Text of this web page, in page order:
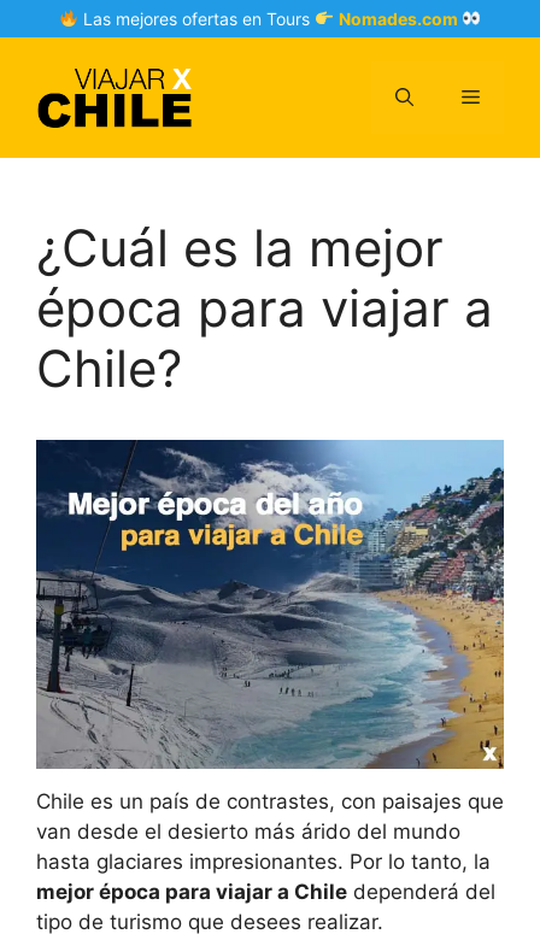
to
Las mejores ofertas en Tours Nomades.com
Menu
¿Cuál es la mejor
época para viajar a
Chile?
Chile es un país de contrastes, con paisajes que
van desde el desierto más árido del mundo
hasta glaciares impresionantes. Por lo tanto, la
mejor época para viajar a Chile dependerá del
tipo de turismo que desees realizar.